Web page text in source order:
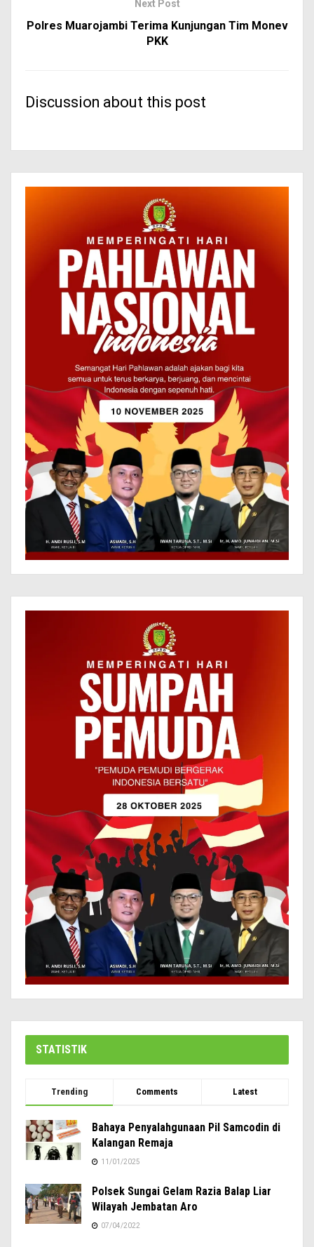
Next Post
Polres Muarojambi Terima Kunjungan Tim Monev
PKK
Discussion about this post
STATISTIK
Trending Comments Latest
Bahaya Penyalahgunaan Pil Samcodin di
Kalangan Remaja
11/01/2025
Polsek Sungai Gelam Razia Balap Liar
Wilayah Jembatan Aro
07/04/2022